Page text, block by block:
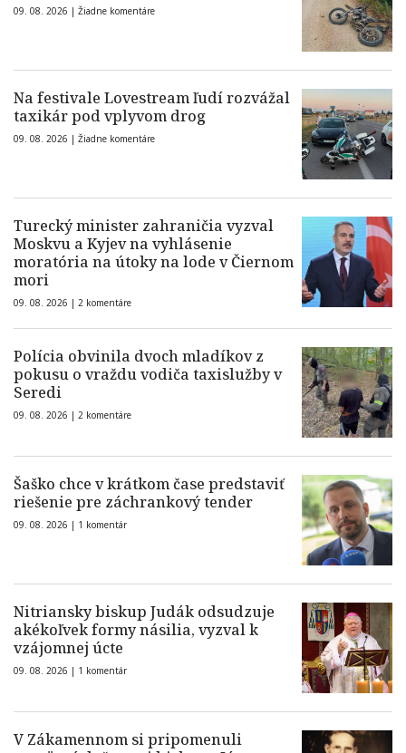
09. 08. 2026 | Žiadne komentáre
Na festivale Lovestream ľudí rozvážal
taxikár pod vplyvom drog
09. 08. 2026 | Žiadne komentáre
Turecký minister zahraničia vyzval
Moskvu a Kyjev na vyhlásenie
moratória na útoky na lode v Čiernom
mori
09. 08. 2026 | 2 komentáre
Polícia obvinila dvoch mladíkov z
pokusu o vraždu vodiča taxislužby v
Seredi
09. 08. 2026 | 2 komentáre
Šaško chce v krátkom čase predstaviť
riešenie pre záchrankový tender
09. 08. 2026 | 1 komentár
Nitriansky biskup Judák odsudzuje
akékoľvek formy násilia, vyzval k
vzájomnej úcte
09. 08. 2026 | 1 komentár
V Zákamennom si pripomenuli